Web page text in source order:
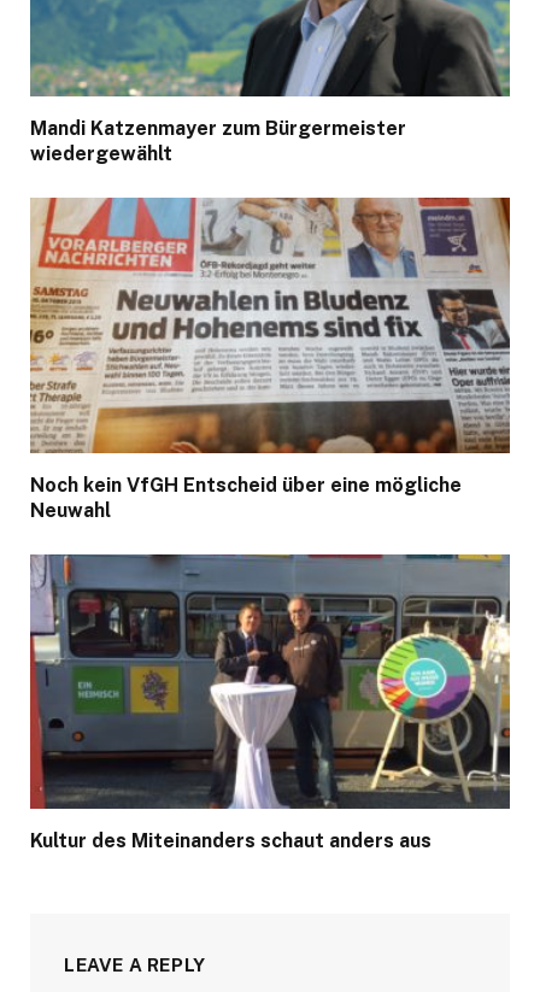
Mandi Katzenmayer zum Bürgermeister
wiedergewählt
Noch kein VfGH Entscheid über eine mögliche
Neuwahl
Kultur des Miteinanders schaut anders aus
LEAVE A REPLY